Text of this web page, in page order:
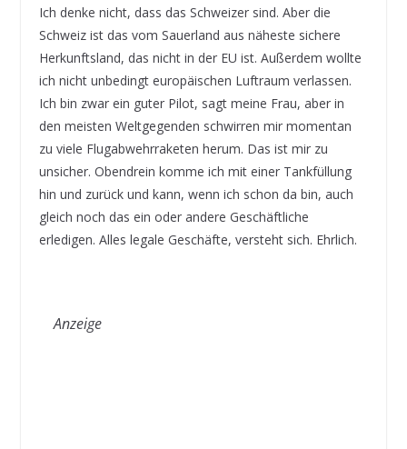
Ich denke nicht, dass das Schweizer sind. Aber die
Schweiz ist das vom Sauerland aus näheste sichere
Herkunftsland, das nicht in der EU ist. Außerdem wollte
ich nicht unbedingt europäischen Luftraum verlassen.
Ich bin zwar ein guter Pilot, sagt meine Frau, aber in
den meisten Weltgegenden schwirren mir momentan
zu viele Flugabwehrraketen herum. Das ist mir zu
unsicher. Obendrein komme ich mit einer Tankfüllung
hin und zurück und kann, wenn ich schon da bin, auch
gleich noch das ein oder andere Geschäftliche
erledigen. Alles legale Geschäfte, versteht sich. Ehrlich.
Anzeige